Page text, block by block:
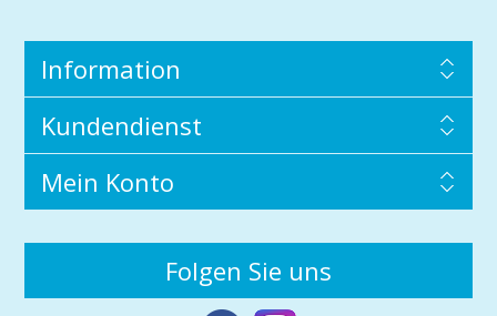
Information
Kundendienst
Mein Konto
Folgen Sie uns